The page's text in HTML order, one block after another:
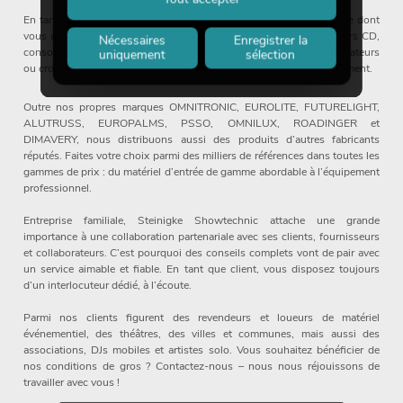
En tant que fournisseur global, nous proposons également tout ce dont
vous avez besoin sur une scène ou en studio : instruments, lecteurs CD,
consoles de mixage, décoration, flight-cases, passe-câbles, adaptateurs
ou crochets de théâtre – vous trouverez tout cela dans notre assortiment.
Outre nos propres marques OMNITRONIC, EUROLITE, FUTURELIGHT,
ALUTRUSS, EUROPALMS, PSSO, OMNILUX, ROADINGER et
DIMAVERY, nous distribuons aussi des produits d’autres fabricants
réputés. Faites votre choix parmi des milliers de références dans toutes les
gammes de prix : du matériel d’entrée de gamme abordable à l’équipement
professionnel.
Entreprise familiale, Steinigke Showtechnic attache une grande
importance à une collaboration partenariale avec ses clients, fournisseurs
et collaborateurs. C’est pourquoi des conseils complets vont de pair avec
un service aimable et fiable. En tant que client, vous disposez toujours
d’un interlocuteur dédié, à l’écoute.
Parmi nos clients figurent des revendeurs et loueurs de matériel
événementiel, des théâtres, des villes et communes, mais aussi des
associations, DJs mobiles et artistes solo. Vous souhaitez bénéficier de
nos conditions de gros ? Contactez-nous – nous nous réjouissons de
travailler avec vous !
Nécessaires
uniquement
Enregistrer la
sélection